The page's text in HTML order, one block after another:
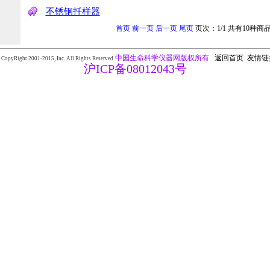
不锈钢扦样器
首页 前一页 后一页 尾页 页次：1/1 共有10种商
2001-2015, Inc. All Rights Reserved 中国生命科学仪器网版权所有 返回首页 友情
沪ICP备08012043号